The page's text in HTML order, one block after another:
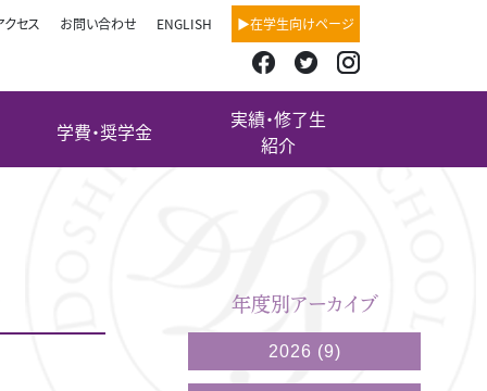
クセス お問い合わせ ENGLISH ▶在学生向けページ
学費・奨学金
実績・修了生
紹介
年度別アーカイブ
2026 (9)